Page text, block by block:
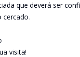
que deverá ser
cercado.
visita!